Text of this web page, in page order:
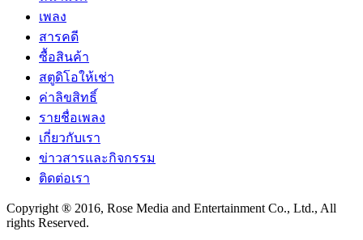
เพลง
สารคดี
ซื้อสินค้า
สตูดิโอให้เช่า
ค่าลิขสิทธิ์
รายชื่อเพลง
เกี่ยวกับเรา
ข่าวสารและกิจกรรม
ติดต่อเรา
Copyright ® 2016, Rose Media and Entertainment Co., Ltd., All
rights Reserved.